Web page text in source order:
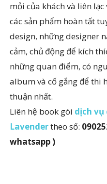
mỏi của khách và liên
các sản phẩm hoàn tất
design, những designer
cảm, chủ động để kích
những quan điểm, có
album và cố gắng để thi
thuận nhất.
Liên hệ book gói dịch vụ
Lavendertheo số:
whatsapp )